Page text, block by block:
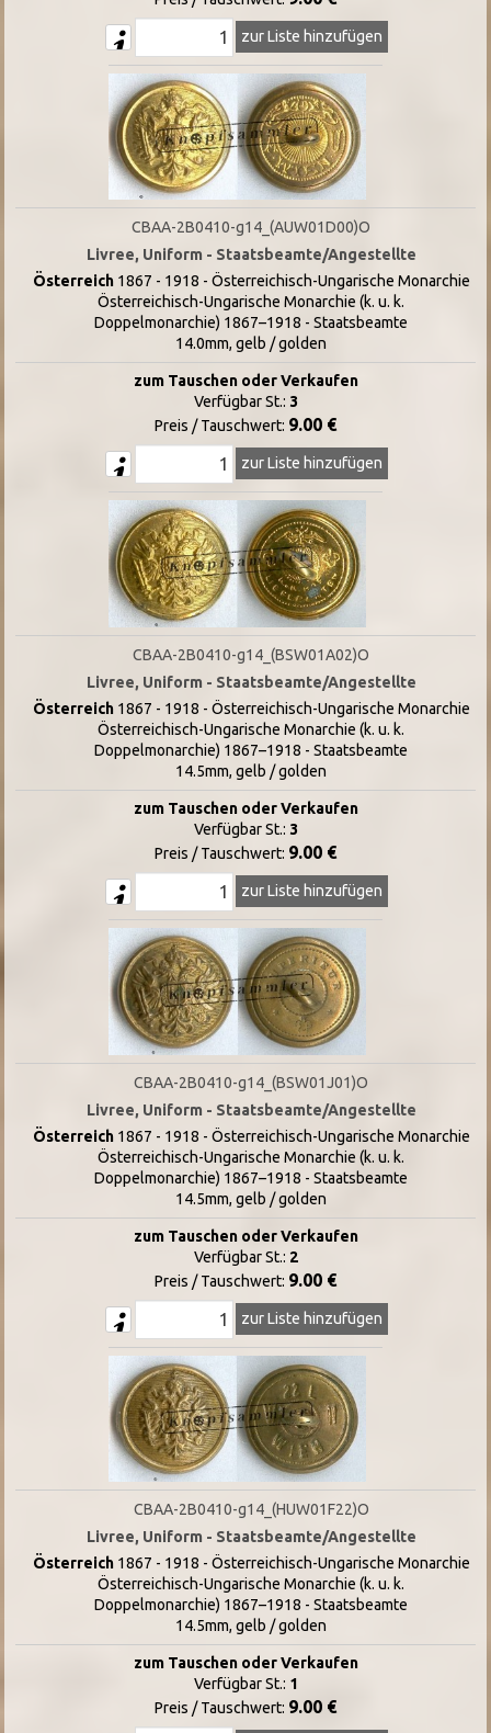
zur Liste hinzufügen
CBAA-2B0410-g14_(AUW01D00)O
Livree, Uniform - Staatsbeamte/Angestellte
Österreich1867 - 1918 - Österreichisch-Ungarische Monarchie
Österreichisch-Ungarische Monarchie (k. u. k.
Doppelmonarchie) 1867–1918 - Staatsbeamte
14.0mm, gelb / golden
zum Tauschen oder Verkaufen
Verfügbar St.: 3
Preis / Tauschwert: 9.00 €
zur Liste hinzufügen
CBAA-2B0410-g14_(BSW01A02)O
Livree, Uniform - Staatsbeamte/Angestellte
Österreich1867 - 1918 - Österreichisch-Ungarische Monarchie
Österreichisch-Ungarische Monarchie (k. u. k.
Doppelmonarchie) 1867–1918 - Staatsbeamte
14.5mm, gelb / golden
zum Tauschen oder Verkaufen
Verfügbar St.: 3
Preis / Tauschwert: 9.00 €
zur Liste hinzufügen
CBAA-2B0410-g14_(BSW01J01)O
Livree, Uniform - Staatsbeamte/Angestellte
Österreich1867 - 1918 - Österreichisch-Ungarische Monarchie
Österreichisch-Ungarische Monarchie (k. u. k.
Doppelmonarchie) 1867–1918 - Staatsbeamte
14.5mm, gelb / golden
zum Tauschen oder Verkaufen
Verfügbar St.: 2
Preis / Tauschwert: 9.00 €
zur Liste hinzufügen
CBAA-2B0410-g14_(HUW01F22)O
Livree, Uniform - Staatsbeamte/Angestellte
Österreich1867 - 1918 - Österreichisch-Ungarische Monarchie
Österreichisch-Ungarische Monarchie (k. u. k.
Doppelmonarchie) 1867–1918 - Staatsbeamte
14.5mm, gelb / golden
zum Tauschen oder Verkaufen
Verfügbar St.: 1
Preis / Tauschwert: 9.00 €